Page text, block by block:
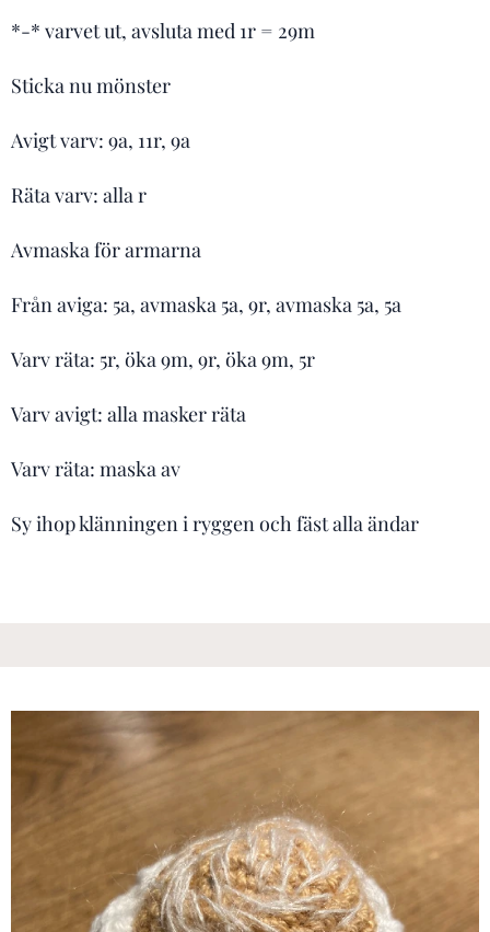
*-* varvet ut, avsluta med 1r = 29m
Sticka nu mönster
Avigt varv: 9a, 11r, 9a
Räta varv: alla r
Avmaska för armarna
Från aviga: 5a, avmaska 5a, 9r, avmaska 5a, 5a
Varv räta: 5r, öka 9m, 9r, öka 9m, 5r
Varv avigt: alla masker räta
Varv räta: maska av
Sy ihop klänningen i ryggen och fäst alla ändar